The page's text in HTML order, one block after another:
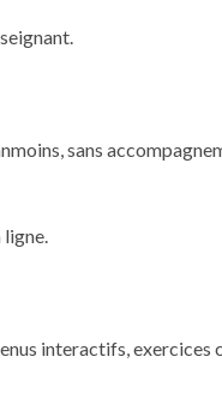
sans
interactifs, exercices